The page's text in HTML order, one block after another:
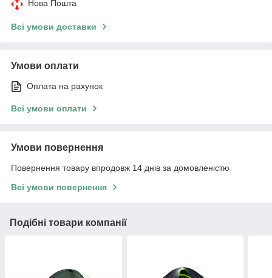
Нова Пошта
Всі умови доставки
Умови оплати
Оплата на рахунок
Всі умови оплати
Умови повернення
Повернення товару впродовж 14 днів за домовленістю
Всі умови повернення
Подібні товари компанії